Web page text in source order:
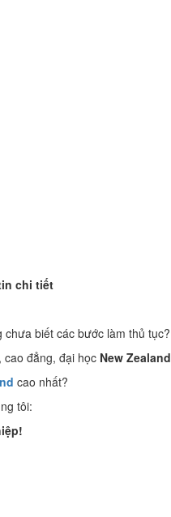
chi tiết
chưa biết các bước làm thủ tục?
đẳng, đại học New Zealand
cao nhất?
tôi: